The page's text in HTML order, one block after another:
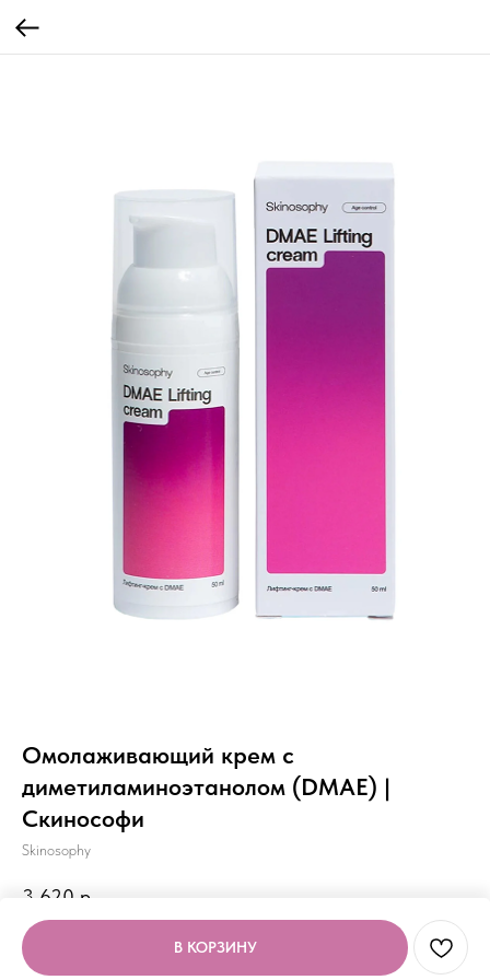
Омолаживающий крем с
диметиламиноэтанолом (DMAE) |
Скинософи
Skinosophy
3 620 р.
В КОРЗИНУ